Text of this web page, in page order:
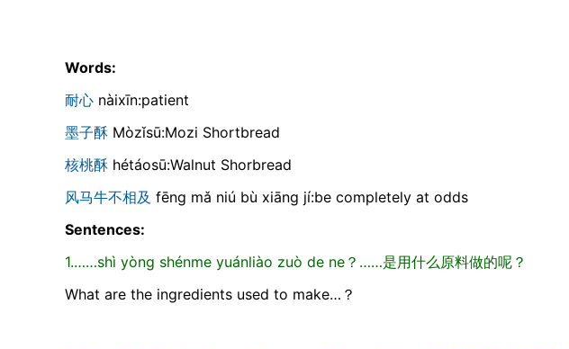
Words:
耐心 nàixīn:patient
墨子酥 Mòzǐsū:Mozi Shortbread
核桃酥 hétáosū:Walnut Shorbread
风马牛不相及 fēng mǎ niú bù xiāng jí:be completely at odds
Sentences:
1.……shì yòng shénme yuánliào zuò de ne？……是用什么原料做的呢？
What are the ingredients used to make…？